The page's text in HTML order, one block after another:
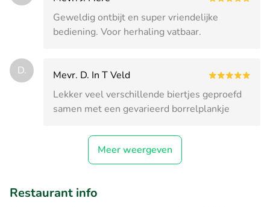
Geweldig ontbijt en super vriendelijke
bediening. Voor herhaling vatbaar.
D.
Mevr. D. In T Veld
Lekker veel verschillende biertjes geproefd
samen met een gevarieerd borrelplankje
Meer weergeven
Restaurant info